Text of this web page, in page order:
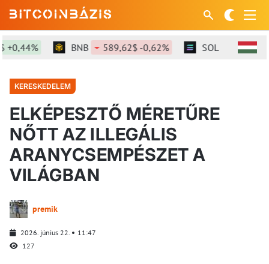
BNB 589,62$ -0,62% SOL 73,64$
KERESKEDELEM
ELKÉPESZTŐ MÉRETŰRE
NŐTT AZ ILLEGÁLIS
ARANYCSEMPÉSZET A
VILÁGBAN
premik
2026. június 22.
11:47
127